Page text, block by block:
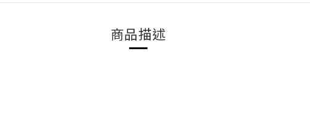
商品描述